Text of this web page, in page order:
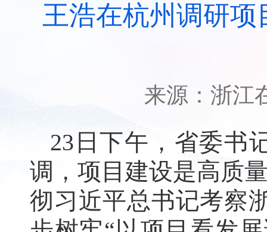
王浩在杭州调研项
来源： 浙江
23日下午，省委书
调，项目建设是高质
彻习近平总书记考察